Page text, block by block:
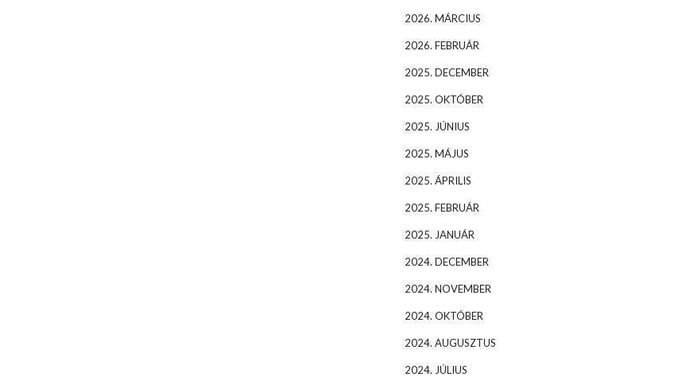
2026. MÁRCIUS
2026. FEBRUÁR
2025. DECEMBER
2025. OKTÓBER
2025. JÚNIUS
2025. MÁJUS
2025. ÁPRILIS
2025. FEBRUÁR
2025. JANUÁR
2024. DECEMBER
2024. NOVEMBER
2024. OKTÓBER
2024. AUGUSZTUS
2024. JÚLIUS